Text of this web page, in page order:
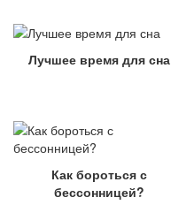
Лучшее время для сна
Как бороться с
бессонницей?